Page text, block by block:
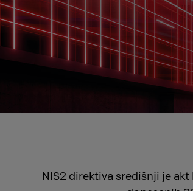
NIS2 direktiva središnji je